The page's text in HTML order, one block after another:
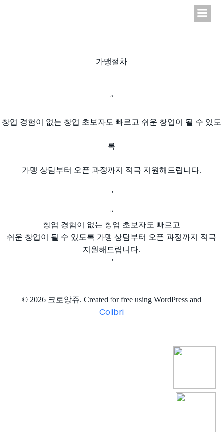
가맹절차
“
창업 경험이 없는 창업 초보자도 빠르고 쉬운 창업이 될 수 있도
록
가맹 상담부터 오픈 과정까지 적극 지원해드립니다.
”
“
창업 경험이 없는 창업 초보자도 빠르고
쉬운 창업이 될 수 있도록 가맹 상담부터 오픈 과정까지 적극
지원해드립니다.
”
© 2026 크로앙쥬. Created for free using WordPress and
Colibri